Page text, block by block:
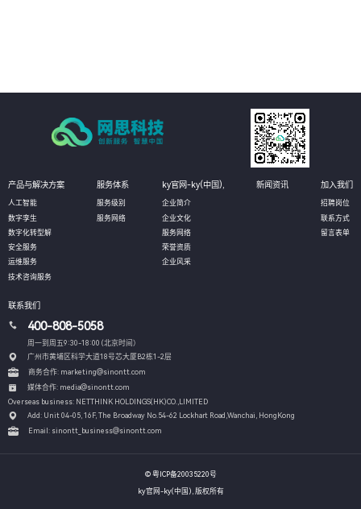
产品与解决方案
人工智能
数字孪生
数字化转型解
安全服务
运维服务
技术咨询服务
服务体系
服务级别
服务网络
ky官网-ky(中国),
企业简介
企业文化
服务网络
荣誉资质
企业风采
新闻资讯 加入我们
招聘岗位
联系方式
留言表单
联系我们
400-808-5058
周一到周五9:30-18:00 (北京时间）
广州市黄埔区科学大道18号芯大厦B2栋1-2层
商务合作: marketing@sinontt.com
媒体合作: media@sinontt.com
Overseas business: NETTHINK HOLDINGS(HK)CO.,LIMITED
Add: Unit 04-05, 16F, The Broadway No.54-62 Lockhart Road,Wanchai, HongKong
Email: sinontt_business@sinontt.com
© 粤ICP备20035220号
ky官网-ky(中国), 版权所有